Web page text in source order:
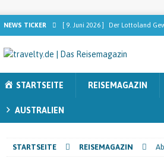
NEWS TICKER [ 9. Juni 2026 ] Der Lottoland
[ 2. Februar 2026 ] [ANZEIGE]
nach dem perfekten Blend sucht
[ 12. November 2025 ] Australien
STARTSEITE REISEMAGAZIN
AUSTRALIEN
STARTSEITE REISEMAGAZIN